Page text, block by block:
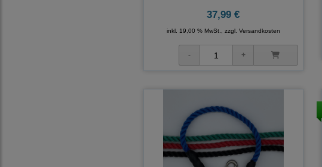
37,99 €
inkl. 19,00 % MwSt., zzgl. Versandkosten